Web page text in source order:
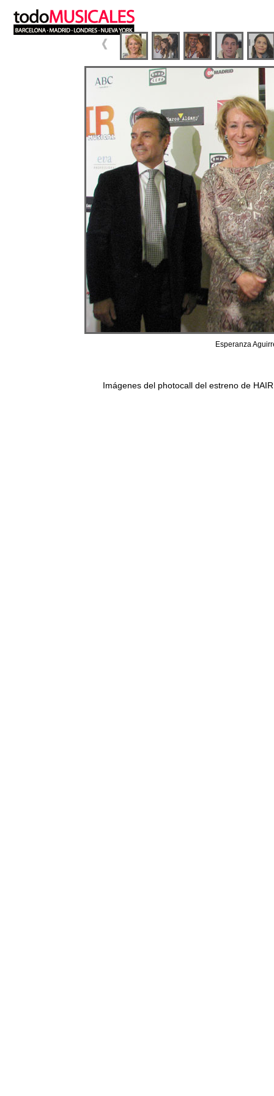
Esperanza
Imágenes del photocall del estreno de